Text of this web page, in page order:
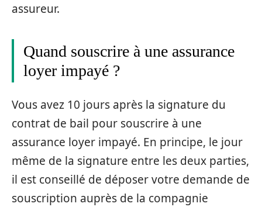
assureur.
Quand souscrire à une assurance
loyer impayé ?
Vous avez 10 jours après la signature du
contrat de bail pour souscrire à une
assurance loyer impayé. En principe, le jour
même de la signature entre les deux parties,
il est conseillé de déposer votre demande de
souscription auprès de la compagnie